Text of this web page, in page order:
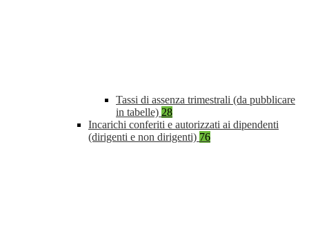
Tassi di assenza trimestrali (da pubblicare
in tabelle) 28
Incarichi conferiti e autorizzati ai dipendenti
(dirigenti e non dirigenti) 76